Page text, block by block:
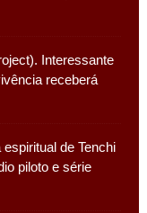
Interessante
receberá
de Tenchi
piloto e série